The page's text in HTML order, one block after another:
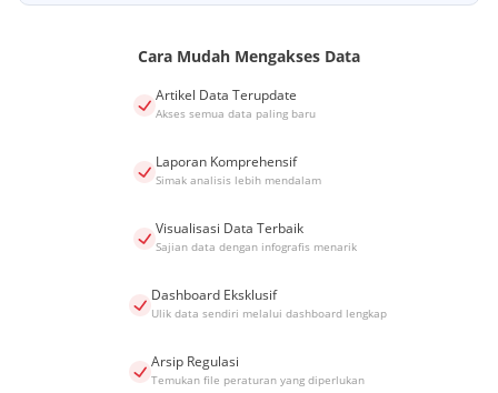
Cara Mudah Mengakses Data
Artikel Data Terupdate
Akses semua data paling baru
Laporan Komprehensif
Simak analisis lebih mendalam
Visualisasi Data Terbaik
Sajian data dengan infografis menarik
Dashboard Eksklusif
Ulik data sendiri melalui dashboard lengkap
Arsip Regulasi
Temukan file peraturan yang diperlukan